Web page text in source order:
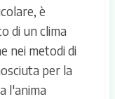
è
di un clima
nei metodi di
per la
l'anima